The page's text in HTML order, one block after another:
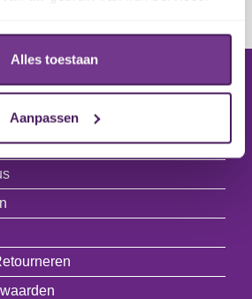
Alles toestaan
Aanpassen